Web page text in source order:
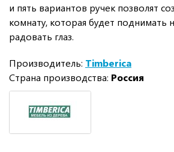
и пять вариантов ручек позволят
комнату, которая будет поднимать
радовать глаз.
Производитель: Timberica
Страна производства: Россия